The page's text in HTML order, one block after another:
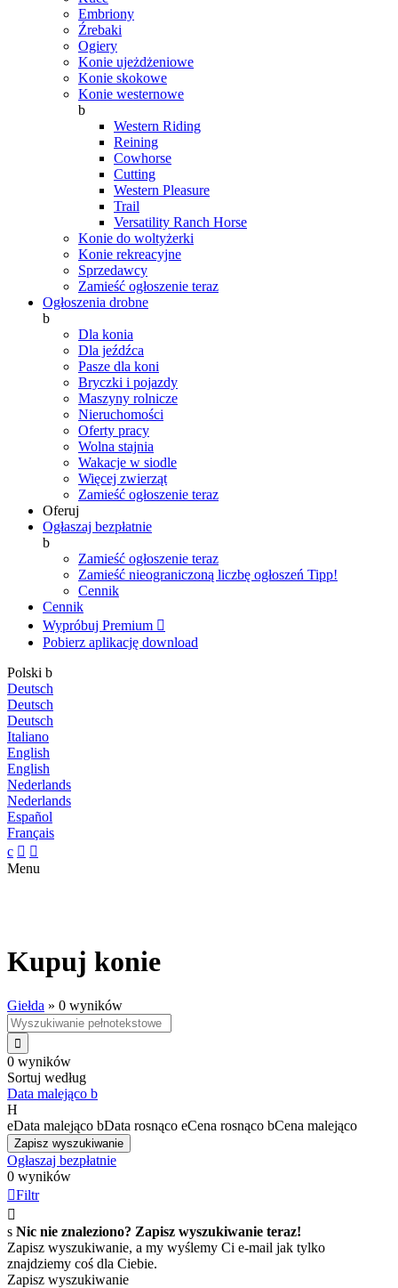
Embriony
Źrebaki
Ogiery
Konie ujeżdżeniowe
Konie skokowe
Konie westernowe
b
Western Riding
Reining
Cowhorse
Cutting
Western Pleasure
Trail
Versatility Ranch Horse
Konie do woltyżerki
Konie rekreacyjne
Sprzedawcy
Zamieść ogłoszenie teraz
Ogłoszenia drobne
b
Dla konia
Dla jeźdźca
Pasze dla koni
Bryczki i pojazdy
Maszyny rolnicze
Nieruchomości
Oferty pracy
Wolna stajnia
Wakacje w siodle
Więcej zwierząt
Zamieść ogłoszenie teraz
Oferuj
Ogłaszaj bezpłatnie
b
Zamieść ogłoszenie teraz
Zamieść nieograniczoną liczbę ogłoszeń Tipp!
Cennik
Cennik
Wypróbuj Premium 
Pobierz aplikację download
Polski b
Deutsch
Deutsch
Deutsch
Italiano
English
English
Nederlands
Nederlands
Español
Français
c  
Menu
Kupuj konie
Giełda » 0 wyników

0 wyników
Sortuj według
Data malejąco b
H
eData malejąco bData rosnąco eCena rosnąco bCena malejąco
Zapisz wyszukiwanie
Ogłaszaj bezpłatnie
0 wyników
Filtr

s Nic nie znaleziono? Zapisz wyszukiwanie teraz!
Zapisz wyszukiwanie, a my wyślemy Ci e-mail jak tylko
znajdziemy coś dla Ciebie.
Zapisz wyszukiwanie